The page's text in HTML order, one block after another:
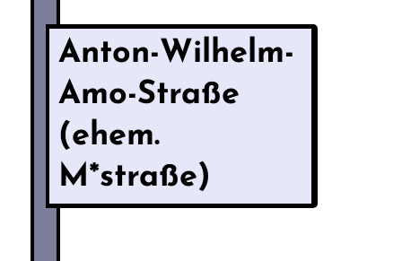
Anton-Wilhelm-
Amo-Straße
(ehem.
M*straße)